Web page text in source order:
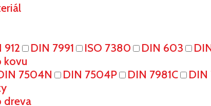
912 DIN 7991 ISO 7380 DIN 603
kovu
7504N DIN 7504P DIN 7981C DIN
dreva